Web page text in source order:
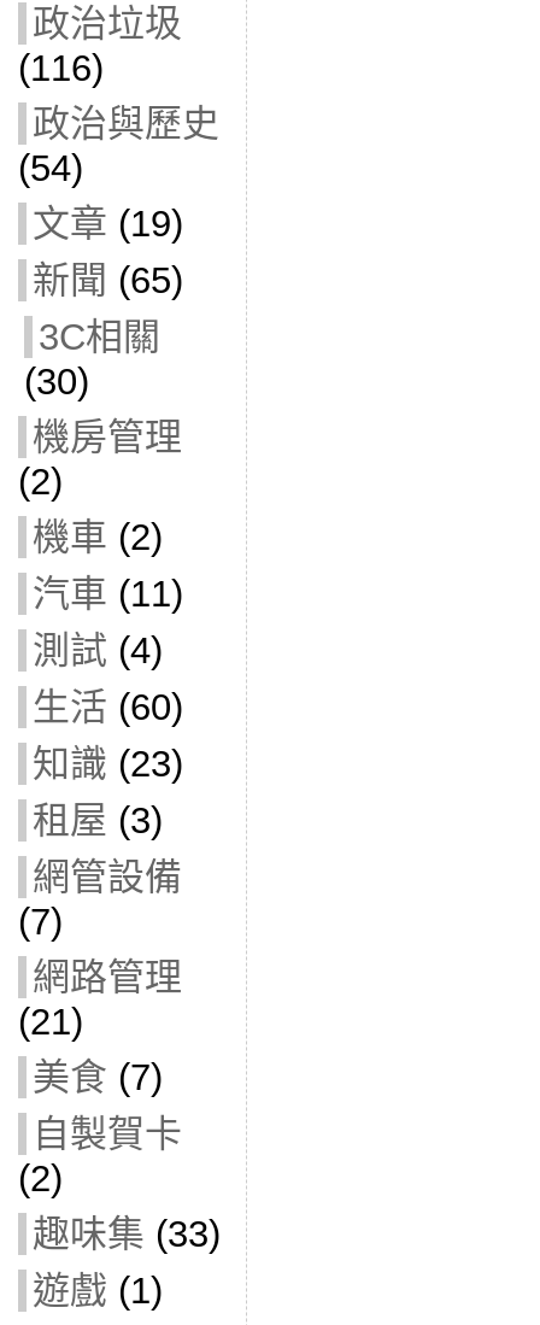
政治垃圾
(116)
政治與歷史
(54)
文章 (19)
新聞 (65)
3C相關
(30)
機房管理
(2)
機車 (2)
汽車 (11)
測試 (4)
生活 (60)
知識 (23)
租屋 (3)
網管設備
(7)
網路管理
(21)
美食 (7)
自製賀卡
(2)
趣味集 (33)
遊戲 (1)